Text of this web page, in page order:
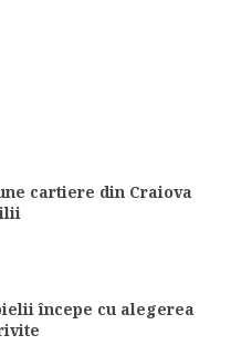
cartiere din Craiova
începe cu alegerea